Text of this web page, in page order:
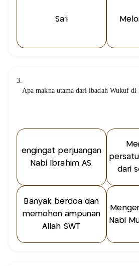
Sa'i
3.
Apa makna utama dari ibadah Wukuf di
engingat perjuangan
Nabi Ibrahim AS.
dari
Banyak berdoa dan
memohon ampunan
Allah SWT
Nabi